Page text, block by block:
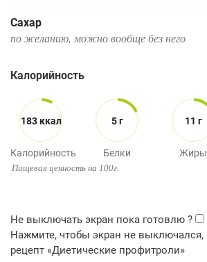
Сахар
по желанию, можно вообще без него
Калорийность
183 ккал
Калорийность
5 г
Белки
11 г
Жиры
Пищевая ценность на 100г.